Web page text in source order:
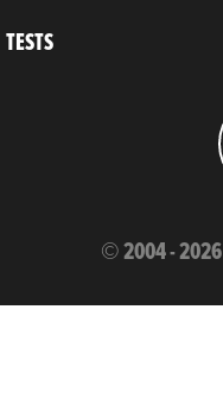
TESTS
© 2004 - 2026